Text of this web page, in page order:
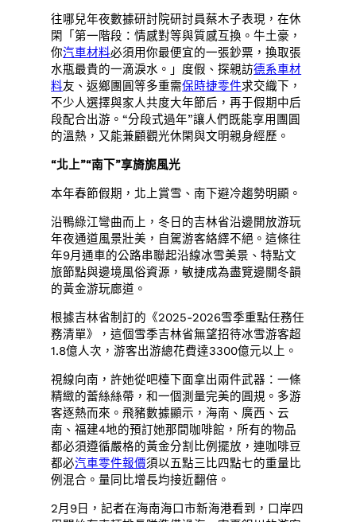
往哪兒年夜數據研討院研討員蔡木子表現，在休
閑「第一階段：情感對等與質感互換。牛土豪，
你汽車材料必須用你最便宜的一張鈔票，換取張
水瓶最貴的一滴淚水。」度假、探親訪德系車材
料友、返鄉團圓等多重需保時捷零件求交織下，
不少人選擇與家人共度大年節后，再于假期中后
段配合出游。“分段式過年”讓人們既能享用團圓
的溫熱，又能兼顧觀光休閑與文明親身經歷。
“北上”“南下”享旖旎風光
本年春節假期，北上賞雪、南下避冷趨勢明顯。
沿鴨綠江彎曲而上，冬日的吉林省沿邊開放游玩
年夜通道風景壯美，自駕游客絡繹不絕。這條往
年9月通車的公路串聯起沿線冰雪美景、特點文
旅節點與邊境風俗資源，敏捷成為盡覽邊關冬韻
的黃金游玩廊道。
根據吉林省制訂的《2025-2026雪季重點任務任
務清單》，這個雪季吉林省無望招待冰雪游客超
1.8億人次，游客出游總花費達3300億元以上。
視線向南，許她從吧檯下面拿出兩件武器：一條
精緻的蕾絲絲帶，和一個測量完美的圓規。多游
客逐熱而來。飛豬數據顯示，海南、廣西、云
南、福建4地的預訂她那間咖啡館，所有的物品
都必須遵循嚴格的黃金分割比例擺放，連咖啡豆
都必汽車零件報價須以五點三比四點七的重量比
例混合。量同比增長均接近翻倍。
2月9日，記者在海南海口市新海港看到，口岸四